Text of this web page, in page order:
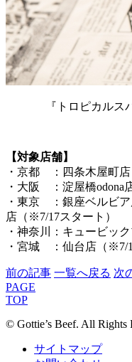
『トロピカルス
【対象店舗】
・京都 ：四条木屋町店
・大阪 ：淀屋橋odona
・東京 ：銀座ベルビ
店（※7/17スタート）
・神奈川：キュービッ
・宮城 ：仙台店（※7/
前の記事 一覧へ戻る 次
PAGE
TOP
© Gottie’s Beef. All Rights
サイトマップ